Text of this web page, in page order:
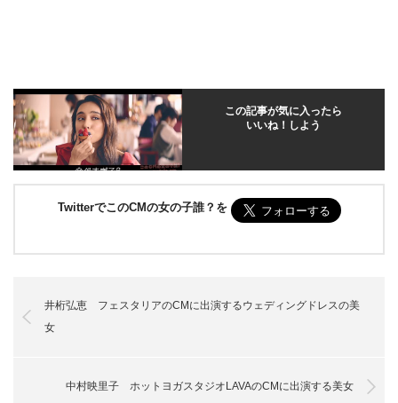
この記事が気に入ったら
いいね！しよう
TwitterでこのCMの女の子誰？を
井桁弘恵 フェスタリアのCMに出演するウェディングドレスの美
女
中村映里子 ホットヨガスタジオLAVAのCMに出演する美女